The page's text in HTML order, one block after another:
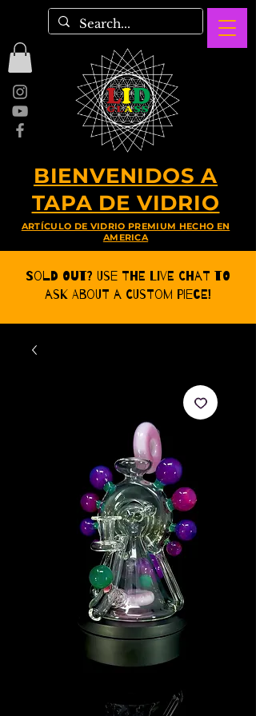
BIENVENIDOS A
TAPA DE VIDRIO
ARTÍCULO DE VIDRIO PREMIUM HECHO EN
AMERICA
Sold Out? Use the Live CHat to
ask about a Custom Piece!